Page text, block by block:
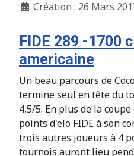
Création : 26 Mars
FIDE 289 -1700
americaine
Un beau parcours de
termine seul en tête du
4,5/5. En plus de la
points d'elo FIDE à son
trois autres joueurs à 4
tournois auront lieu